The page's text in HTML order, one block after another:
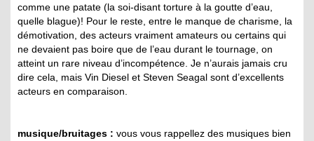
comme une patate (la soi-disant torture à la goutte d’eau,
quelle blague)! Pour le reste, entre le manque de charisme, la
démotivation, des acteurs vraiment amateurs ou certains qui
ne devaient pas boire que de l’eau durant le tournage, on
atteint un rare niveau d’incompétence. Je n’aurais jamais cru
dire cela, mais Vin Diesel et Steven Seagal sont d’excellents
acteurs en comparaison.
musique/bruitages : vous vous rappellez des musiques bien